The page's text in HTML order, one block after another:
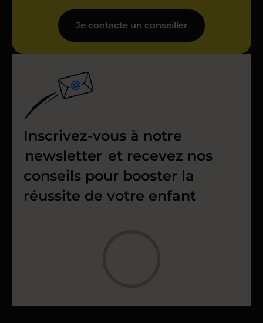
Je contacte un conseiller
Inscrivez-vous à notre
newsletter et recevez nos
conseils pour booster la
réussite de votre enfant